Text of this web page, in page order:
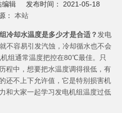
编辑 发布时间： 2021-05-18
： 本站
冷却水温度是多少才是合适？ 发电
不容易引发汽蚀，冷却循水也不会
组通常温度把控在80℃最佳。只
程中，想要把水温度调得很低，有
还不上下允许值，它是特别损害机
和大家一起学习发电机组温度过低